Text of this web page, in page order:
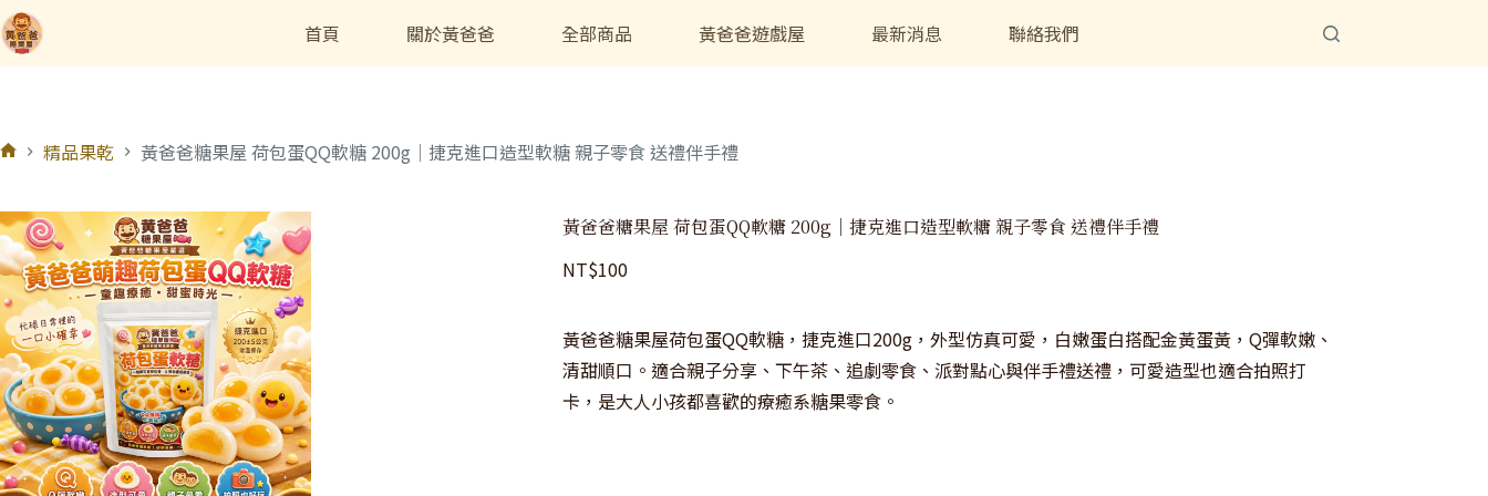
首頁 關於黃爸爸 全部商品 黃爸爸遊戲屋 最新消息 聯絡我們
精品果乾 黃爸爸糖果屋 荷包蛋QQ軟糖 200g｜捷克進口造型軟糖 親子零食 送禮伴手禮
黃爸爸糖果屋 荷包蛋QQ軟糖 200g｜捷克進口造型軟糖 親子零食 送禮伴手禮
NT$100
黃爸爸糖果屋荷包蛋QQ軟糖，捷克進口200g，外型仿真可愛，白嫩蛋白搭配金黃蛋黃，Q彈軟嫩、
清甜順口。適合親子分享、下午茶、追劇零食、派對點心與伴手禮送禮，可愛造型也適合拍照打
卡，是大人小孩都喜歡的療癒系糖果零食。